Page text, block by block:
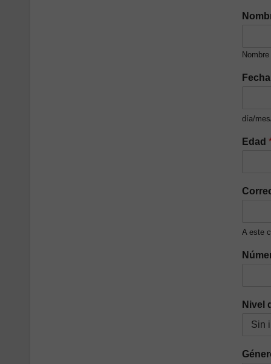
Nombre
día/
Edad
A este
Nivel